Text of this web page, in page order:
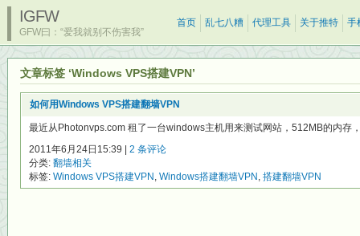
IGFW
GFW曰：“爱我就别不伤害我”
首页 乱七八糟 代理工具 关于推特 手
文章标签 ‘Windows VPS搭建VPN’
如何用Windows VPS搭建翻墙VPN
最近从Photonvps.com 租了一台windows主机用来测试网站，512MB的内存
2011年6月24日15:39 | 2 条评论
分类: 翻墙相关
标签: Windows VPS搭建VPN , Windows搭建翻墙VPN , 搭建翻墙VPN